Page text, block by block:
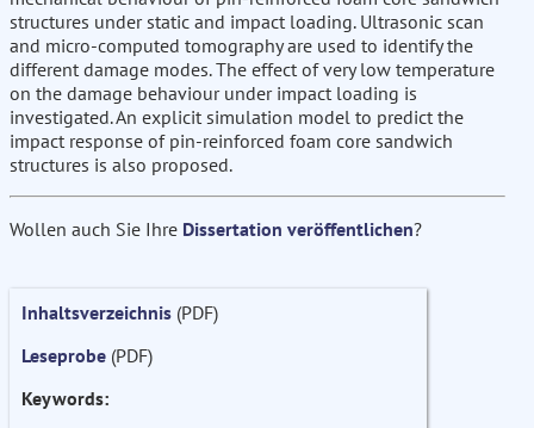
structures under static and impact loading. Ultrasonic scan
and micro-computed tomography are used to identify the
different damage modes. The effect of very low temperature
on the damage behaviour under impact loading is
investigated. An explicit simulation model to predict the
impact response of pin-reinforced foam core sandwich
structures is also proposed.
Wollen auch Sie Ihre Dissertation veröffentlichen?
Inhaltsverzeichnis (PDF)
Leseprobe (PDF)
Keywords: